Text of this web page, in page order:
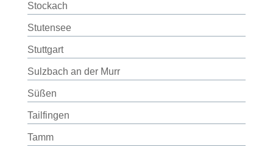
Stockach
Stutensee
Stuttgart
Sulzbach an der Murr
Süßen
Tailfingen
Tamm